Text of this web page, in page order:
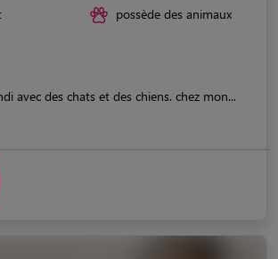
possède des animaux
avec des chats et des chiens. chez mon...